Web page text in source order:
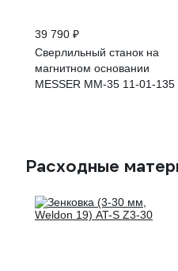
39 790 ₽
Сверлильный станок на
магнитном основании
MESSER MM-35 11-01-135
Расходные